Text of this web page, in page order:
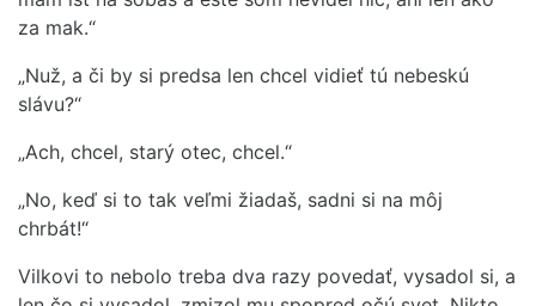
za mak.“
„Nuž, a či by si predsa len chcel vidieť tú nebeskú
slávu?“
„Ach, chcel, starý otec, chcel.“
„No, keď si to tak veľmi žiadaš, sadni si na môj
chrbát!“
Vilkovi to nebolo treba dva razy povedať, vysadol si, a